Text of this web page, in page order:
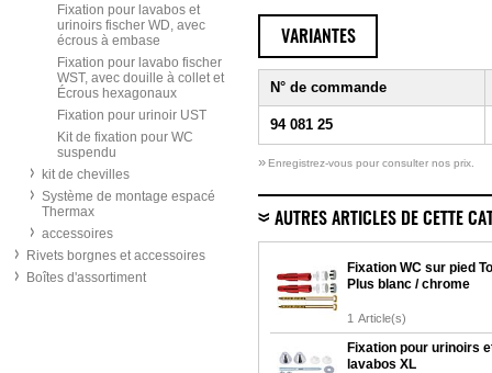
Fixation pour lavabos et
urinoirs fischer WD, avec
écrous à embase
Fixation pour lavabo fischer
WST, avec douille à collet et
Écrous hexagonaux
Fixation pour urinoir UST
Kit de fixation pour WC
suspendu
kit de chevilles
Système de montage espacé
Thermax
accessoires
Rivets borgnes et accessoires
Boîtes d'assortiment
VARIANTES
N° de commande
94 081 25
» Enregistrez-vous pour consulter nos prix.
AUTRES ARTICLES DE CETTE
Fixation WC sur pied
Plus blanc / chrome
1 Article(s)
Fixation pour urinoirs
lavabos XL